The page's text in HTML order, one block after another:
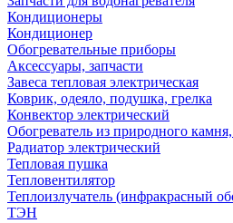
Кондиционеры
Кондиционер
Обогревательные приборы
Аксессуары, запчасти
Завеса тепловая электрическая
Коврик, одеяло, подушка, грелка
Конвектор электрический
Обогреватель из природного камня,
Радиатор электрический
Тепловая пушка
Тепловентилятор
Теплоизлучатель (инфракрасный
ТЭН